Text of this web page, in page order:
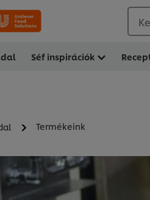
Séf inspirációk
Termékeink